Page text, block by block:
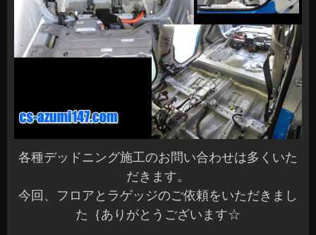
各種デッドニング施工のお問い合わせは多くいた
だきます。
今回、フロアとラゲッジのご依頼をいただきまし
た｛ありがとうございます☆